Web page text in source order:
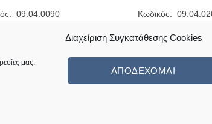
Διαχείριση Συγκατάθεσης Cookies
μας.
ΑΠΟΔΈΧΟΜΑΙ
through
11,40 €
09.04.0090 Κωδικός: